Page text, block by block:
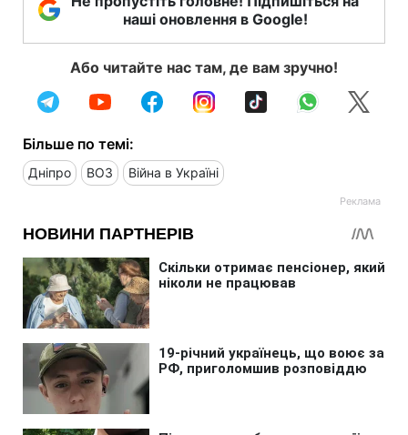
наші оновлення в Google!
Або читайте нас там, де вам зручно!
Більше по темі:
Дніпро ВОЗ Війна в Україні